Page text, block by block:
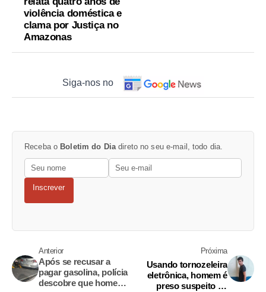
violência doméstica e
clama por Justiça no
Amazonas
Siga-nos no
Receba o Boletim do Dia direto no seu e-mail, todo dia.
Inscrever
Anterior
Após se recusar a
pagar gasolina, polícia
descobre que homem
Próxima
Usando tornozeleira
eletrônica, homem é
preso suspeito de